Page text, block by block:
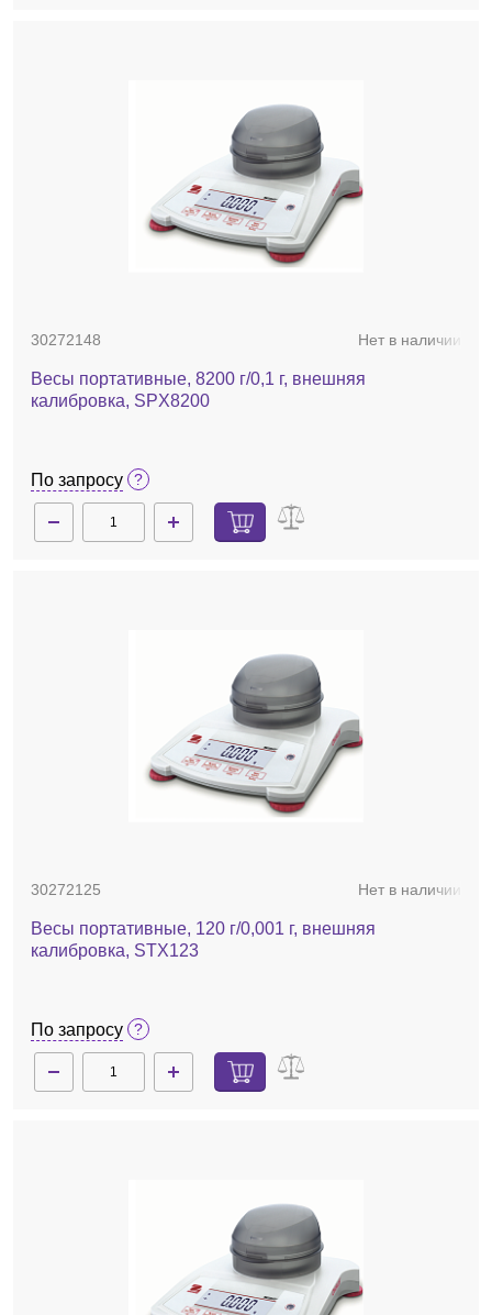
30272148 Нет в наличии
Весы портативные, 8200 г/0,1 г, внешняя
калибровка, SPX8200
По запросу
30272125 Нет в наличии
Весы портативные, 120 г/0,001 г, внешняя
калибровка, STX123
По запросу